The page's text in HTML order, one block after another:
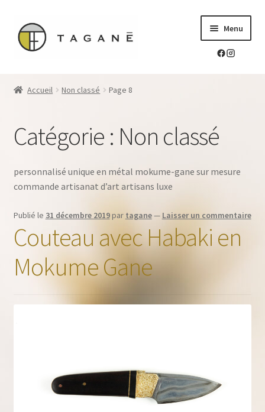
Aller
Aller
au
contenu
Menu
Blog Tagane
enfant
Boutique
Accueil Non classé Page 8
Catégorie : Non classé
personnalisé unique en métal mokume-gane sur mesure
commande artisanat d’art artisans luxe
Publié le 31 décembre 2019par tagane— Laisser un commentaire
Couteau avec Habaki en
Mokume Gane